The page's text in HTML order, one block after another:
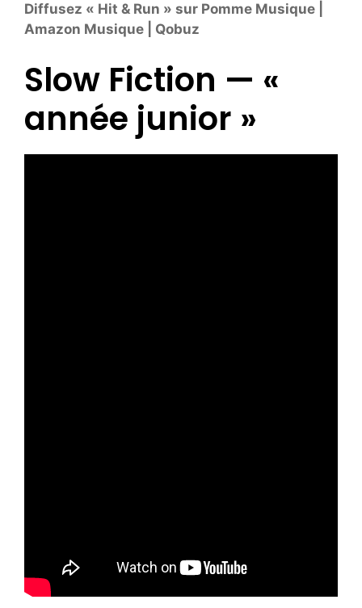
Diffusez « Hit & Run » sur Pomme Musique
Amazon Musique
Qobuz
Slow Fiction — «
année junior »